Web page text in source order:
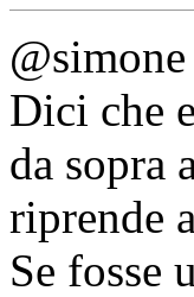
@simone
Dici che
da sopra
riprende
Se fosse